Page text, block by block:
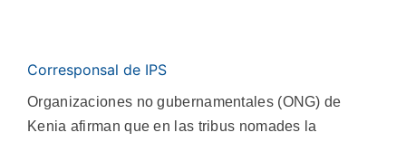
Corresponsal de IPS
Organizaciones no gubernamentales (ONG) de
Kenia afirman que en las tribus nomades la